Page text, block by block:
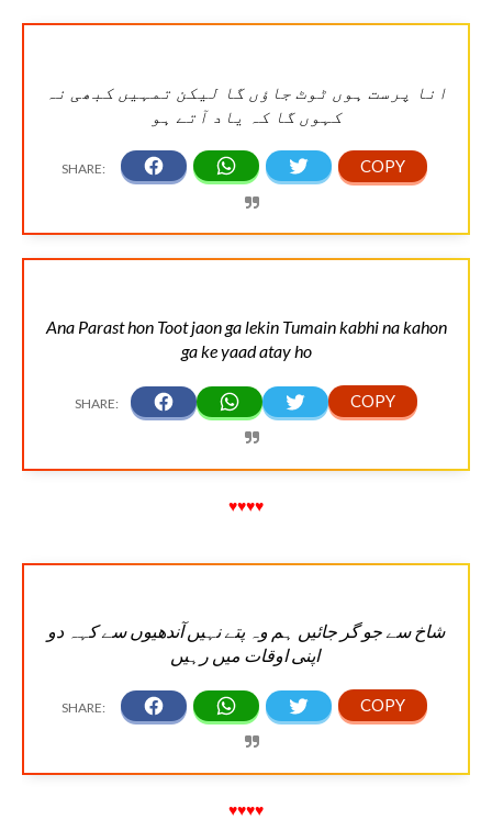
انا پرست ہوں ٹوٹ جاؤں گا لیکن تمہیں کبھی نہ
کہوں گا کہ یاد آتے ہو
Ana Parast hon Toot jaon ga lekin Tumain kabhi na kahon
ga ke yaad atay ho
♥♥♥♥
شاخ سے جو گر جائیں ہم وہ پتے نہیں آندھیوں سے کہہ دو
اپنی اوقات میں رہیں
♥♥♥♥